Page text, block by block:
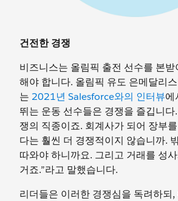
건전한 경쟁
비즈니스는 올림픽 출전 선수를 본
해야 합니다. 올림픽 유도 은메달리
는 2021년 Salesforce와의 인터뷰에
뛰는 운동 선수들은 경쟁을 즐깁니다
쟁의 직종이죠. 회계사가 되어 장부
다는 훨씬 더 경쟁적이지 않습니까.
따와야 하니까요. 그리고 거래를 성
거죠.”라고 말했습니다.
리더들은 이러한 경쟁심을 독려하되